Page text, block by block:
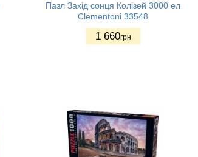
Пазл Захід сонця Колізей 3000 ел
Clementoni 33548
1 660грн